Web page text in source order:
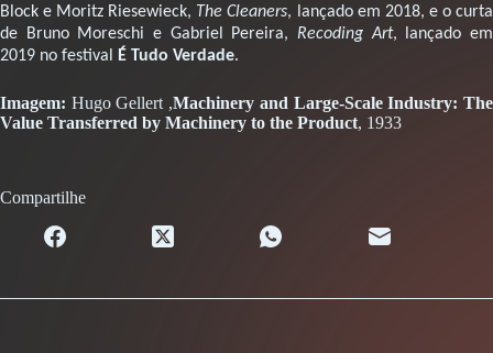
Block e Moritz Riesewieck, The Cleaners, lançado em 2018, e o curta
de Bruno Moreschi e Gabriel Pereira, Recoding Art, lançado em
2019 no festival
É Tudo Verdade.
Imagem: Hugo Gellert ,Machinery and Large-Scale Industry: The
Value Transferred by Machinery to the Product, 1933
Compartilhe